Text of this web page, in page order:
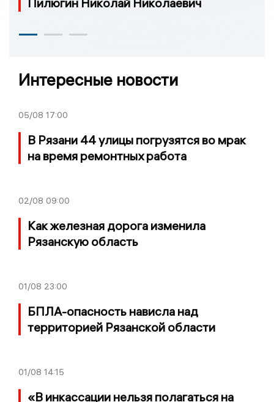
Интересные новости
05/08 17:00
В Рязани 44 улицы погрузятся во мрак
на время ремонтных работа
02/08 09:00
Как железная дорога изменила
Рязанскую область
01/08 23:00
БПЛА-опасность нависла над
территорией Рязанской области
01/08 14:15
«В инкассации нельзя полагаться на